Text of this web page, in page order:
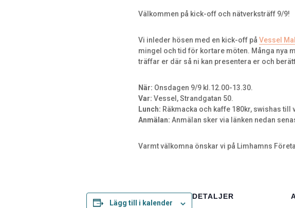
Välkommen på kick-off och nätverksträff 9/9!
Vi inleder hösen med en kick-off på Vessel
mingel och tid för kortare möten. Många nya
träffar er där så ni kan presentera er och
När: Onsdagen 9/9 kl.12.00-13.30.
Var: Vessel, Strandgatan 50.
Lunch: Räkmacka och kaffe 180kr, swishas
Anmälan: Anmälan sker via länken nedan
Varmt välkomna önskar vi på Limhamns
Lägg till i kalender
DETALJER